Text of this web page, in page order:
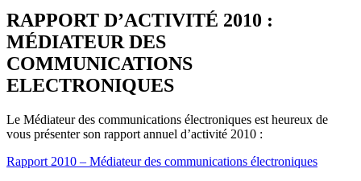
RAPPORT D’ACTIVITÉ 2010 :
MÉDIATEUR DES
COMMUNICATIONS
ELECTRONIQUES
Le Médiateur des communications électroniques est heureux de
vous présenter son rapport annuel d’activité 2010 :
Rapport 2010 – Médiateur des communications électroniques